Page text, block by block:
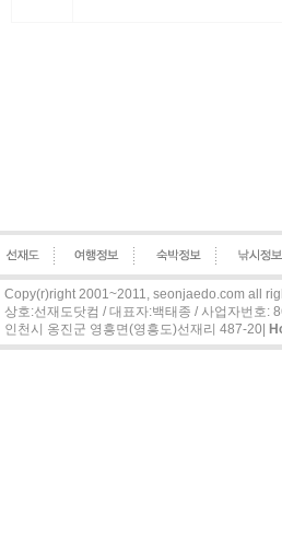
Copy(r)right 2001~2011, seonjaedo.com all
상호:선재도닷컴 / 대표자:백태종 / 사업자번호:
인천시 옹진군 영흥면(영흥도)선재리 487-20|